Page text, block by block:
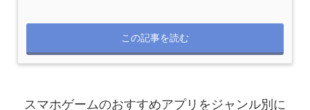
この記事を読む
スマホゲームのおすすめアプリをジャンル別に